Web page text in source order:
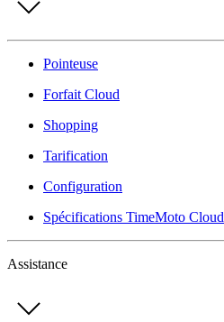
Pointeuse
Forfait Cloud
Shopping
Tarification
Configuration
Spécifications TimeMoto Cloud
Assistance